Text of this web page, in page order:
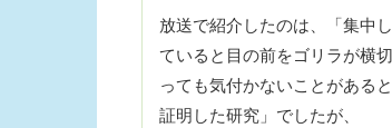
放送で紹介したのは、「集中し
ていると目の前をゴリラが横切
っても気付かないことがあると
証明した研究」でしたが、